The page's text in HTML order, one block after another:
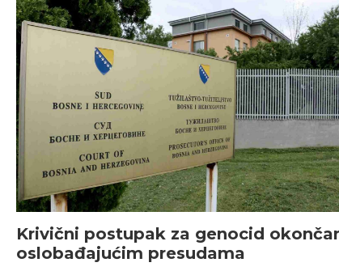
Krivični postupak za genocid
oslobađajućim presudama